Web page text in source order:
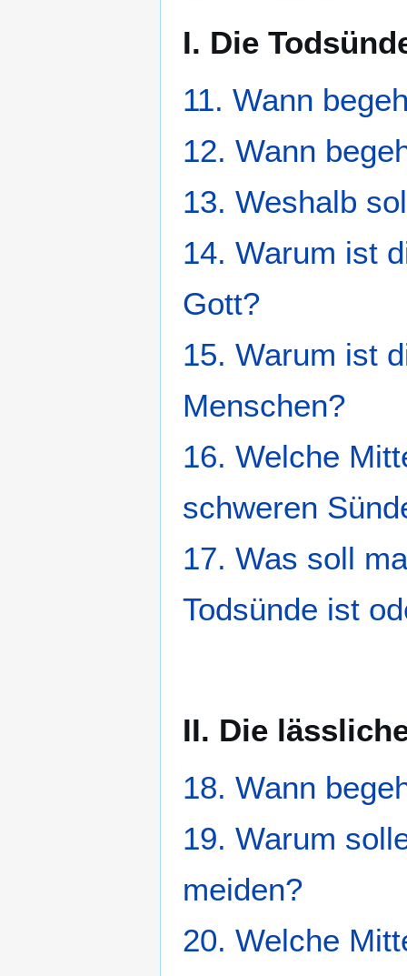
I. Die
11. Wann
12. Wann
13. Weshalb
14. Warum ist
Gott?
15. Warum ist
Menschen?
16. Welche
schweren
17. Was soll
Todsünde ist
II. Die
18. Wann
19. Warum
meiden?
20. Welche